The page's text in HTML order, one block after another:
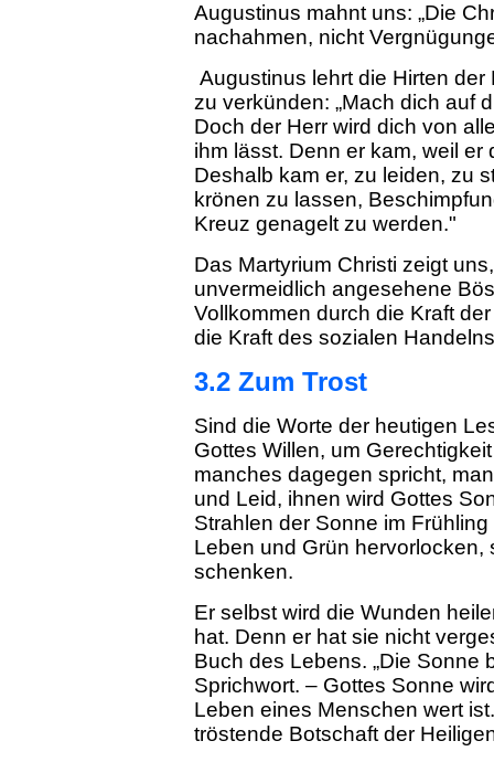
Augustinus mahnt uns: „Die
nachahmen, nicht
Augustinus lehrt die Hirten
zu verkünden: „Mach dich auf
Doch der Herr wird dich von
ihm lässt. Denn er kam, weil
Deshalb kam er, zu leiden, zu
krönen zu lassen,
Kreuz genagelt zu werden."
Das Martyrium Christi zeigt
unvermeidlich angesehene
Vollkommen durch die Kraft
die Kraft des sozialen
3.2 Zum Trost
Sind die Worte der heutigen
Gottes Willen, um
manches dagegen spricht,
und Leid, ihnen wird Gottes
Strahlen der Sonne im
Leben und Grün hervorlocken,
schenken.
Er selbst wird die Wunden
hat. Denn er hat sie nicht
Buch des Lebens. „Die Sonne
Sprichwort. – Gottes Sonne
Leben eines Menschen wert
tröstende Botschaft der